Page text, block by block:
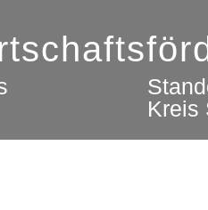
Kreis